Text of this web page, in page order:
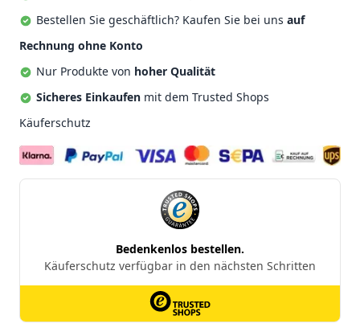
Bestellen Sie geschäftlich? Kaufen Sie bei uns auf
Rechnung ohne Konto
Nur Produkte von hoher Qualität
Sicheres Einkaufen mit dem Trusted Shops
Käuferschutz